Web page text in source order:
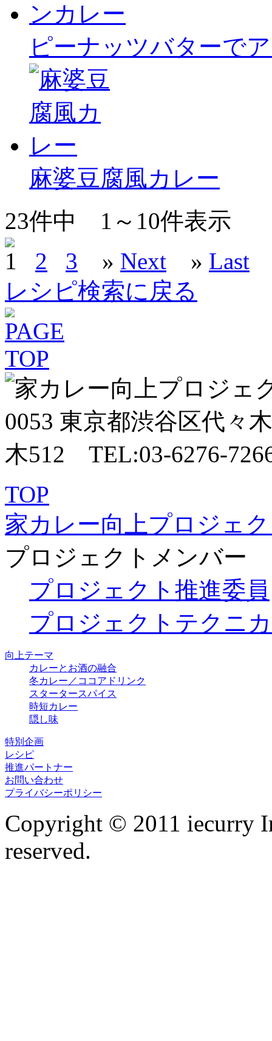
ピーナッツバターで
麻婆豆腐風カレー
23件中 1～10件表示
1 2 3 » Next » Last
レシピ検索に戻る
TOP
家カレー向上プロジェ
プロジェクトメンバー
プロジェクト推進委員
プロジェクトテクニ
向上テーマ
カレーとお酒の融合
冬カレー／ココアドリンク
スタータースパイス
時短カレー
隠し味
特別企画
レシピ
推進パートナー
お問い合わせ
プライバシーポリシー
Copyright © 2011 iecurry
reserved.